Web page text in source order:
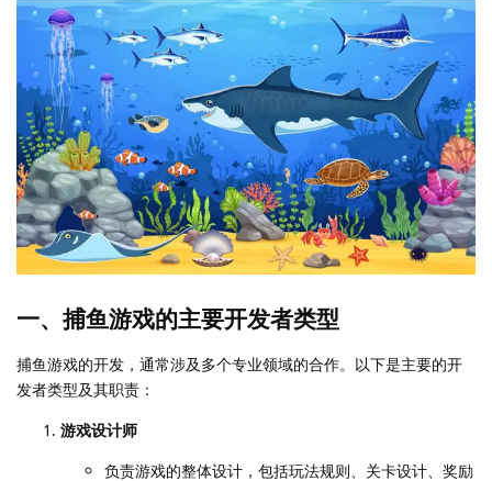
一、捕鱼游戏的主要开发者类型
捕鱼游戏的开发，通常涉及多个专业领域的合作。以下是主要的开
发者类型及其职责：
游戏设计师
负责游戏的整体设计，包括玩法规则、关卡设计、奖励